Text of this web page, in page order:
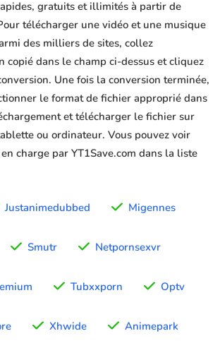
gratuits et illimités à partir de
télécharger une vidéo et une musique
des milliers de sites, collez
copié dans le champ ci-dessus et cliquez
Une fois la conversion terminée,
le format de fichier approprié dans
et télécharger le fichier sur
ou ordinateur. Vous pouvez voir
charge par YT1Save.com dans la liste
Justanimedubbed Migennes
Smutr Netpornsexvr
Tubxxporn Optv
Xhwide Animepark